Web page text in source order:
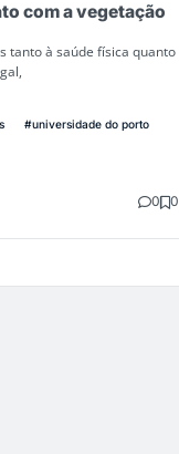
com a vegetação
tanto à saúde física quanto
#universidade do porto
0 0